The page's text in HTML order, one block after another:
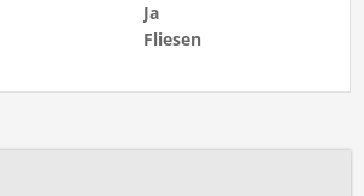
Ja
Fliesen